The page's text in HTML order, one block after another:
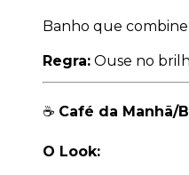
Banho que
Regra: Ouse no
☕ Café da Manhã/
O Look: